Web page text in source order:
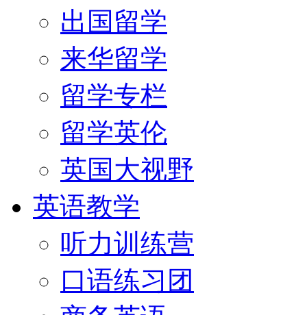
出国留学
来华留学
留学专栏
留学英伦
英国大视野
英语教学
听力训练营
口语练习团